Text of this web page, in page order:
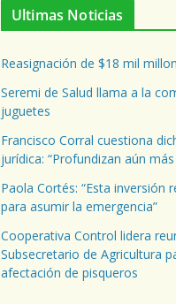
Ultimas Noticias
Reasignación de $18 mil
Seremi de Salud llama a la
juguetes
Francisco Corral cuestiona
jurídica: “Profundizan aún
Paola Cortés: “Esta inversión
para asumir la emergencia”
Cooperativa Control lidera
Subsecretario de Agricultura
afectación de pisqueros